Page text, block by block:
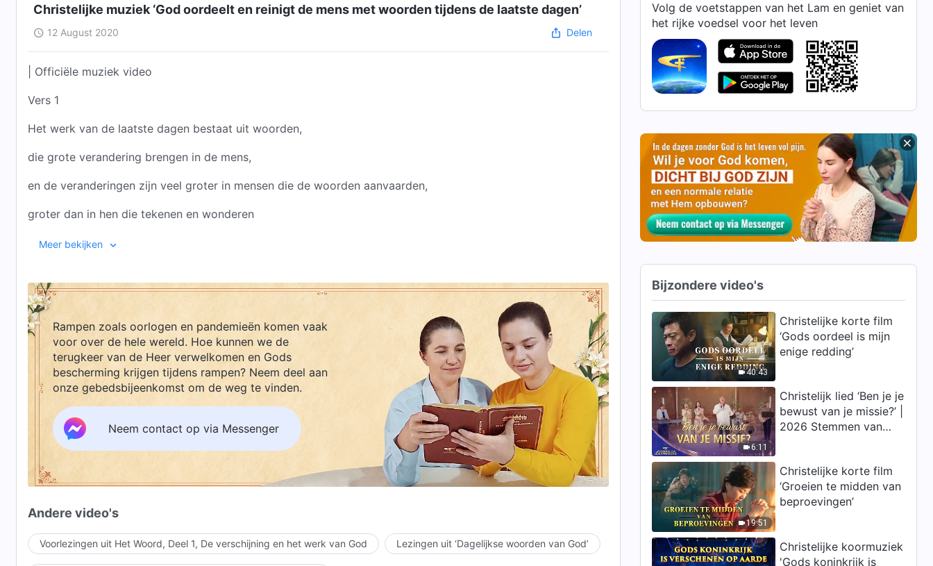
5:56
Christelijke muziek ‘De
innerlijke betekenis van het
overwinningswerk’
Christelijke muziek ‘Alleen zij
die God kennen, kunnen God
winnen’
4:38
Christelijke muziek ‘Verzaak
het vlees om Gods lieflijkheid
te zien’
Christelijke muziek ‘Mensen
hebben hun hart gewoon niet
Christelijke muziek ‘Gods
waarschuwing aan de mens’
Christelijke lofliederen – loof
God
1:11:09
Verzameling christelijke
hymnen 2020 –
gospelliederen – Redding
door God
4:40
Christelijke muziek ‘God prijst
alleen hen die Christus
standvastig dienen’
Christelijke muziek ‘God oordeelt en reinigt de mens met woorden tijdens de laatste dagen’
12 August 2020 Delen
| Officiële muziek video
Vers 1
Het werk van de laatste dagen bestaat uit woorden,
die grote verandering brengen in de mens,
en de veranderingen zijn veel groter in mensen die de woorden aanvaarden,
groter dan in hen die tekenen en wonderen
aanvaardden in het Tijdperk van genade.
door oplegging van handen en
Refrein 1
terwijl de verdorvenheid
van de mensheid achterbleef,
van de mensheid achterbleef.
Vers 2
De mens werd genezen, zijn zonden vergeven,
De mens werd gered door zijn geloof,
Meer bekijken
Rampen zoals oorlogen en pandemieën komen vaak
voor over de hele wereld. Hoe kunnen we de
terugkeer van de Heer verwelkomen en Gods
bescherming krijgen tijdens rampen? Neem deel aan
onze gebedsbijeenkomst om de weg te vinden.
Neem contact op via Messenger
Andere video's
Voorlezingen uit Het Woord, Deel 1, De verschijning en het werk van God Lezingen uit ‘Dagelijkse woorden van God’
Volg de voetstappen van het Lam en geniet van
het rijke voedsel voor het leven
Bijzondere video's
40:43
Christelijke korte film
‘Gods oordeel is mijn
enige redding’
6:11
Christelijk lied ‘Ben je je
bewust van je missie?’ |
2026 Stemmen van
19:51
Christelijke korte film
‘Groeien te midden van
beproevingen’
Christelijke koormuziek
'Gods koninkrijk is